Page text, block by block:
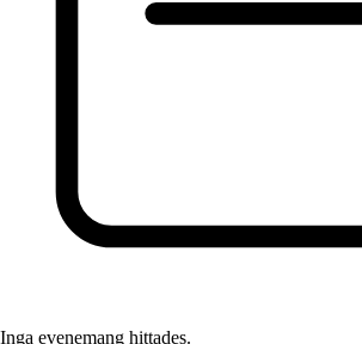
Inga evenemang hittades.